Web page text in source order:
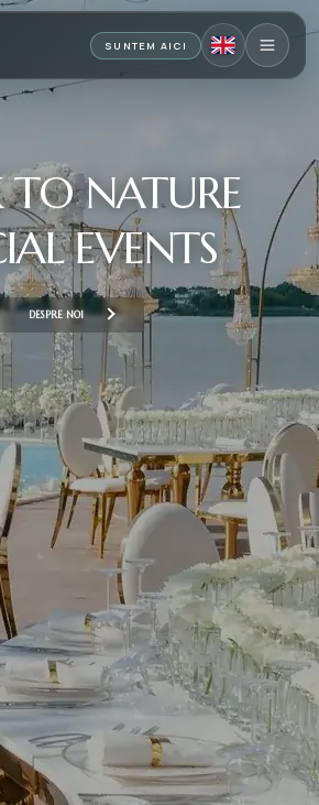
SUNTEM AICI
MAI MULTE